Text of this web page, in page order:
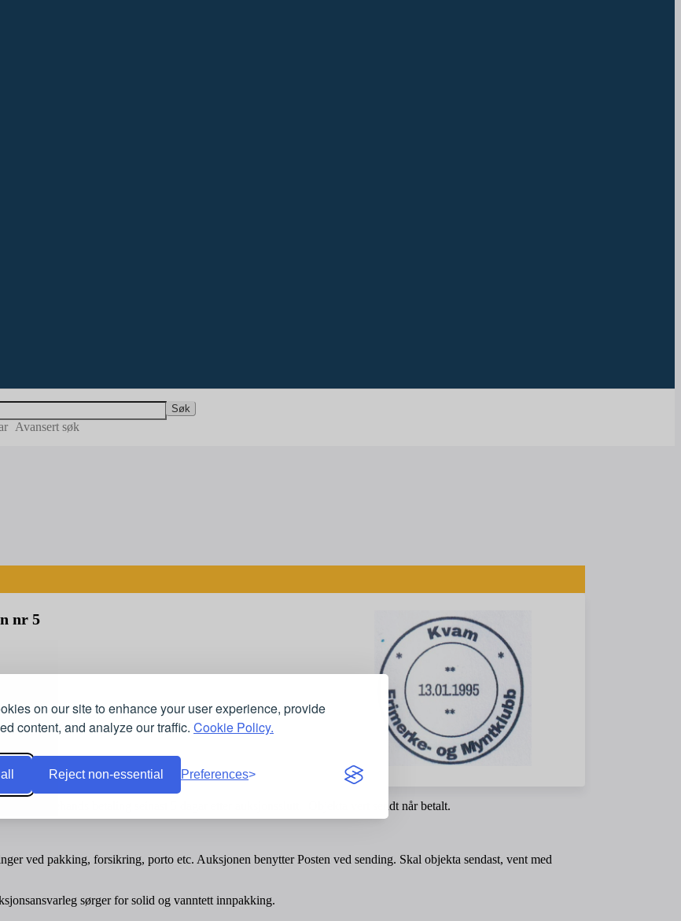
on our site to enhance your user experience, provide
content, and analyze our traffic. Cookie Policy.
Reject non-essential Preferences
Søk
Avansert søk
nr 5
førehands betaling seinast 5 dagar etter auksjonsslutt. Objekta vert sendt når betalt.
ved pakking, forsikring, porto etc. Auksjonen benytter Posten ved sending. Skal objekta sendast, vent med
sørger for solid og vanntett innpakking.